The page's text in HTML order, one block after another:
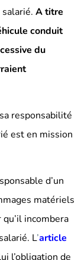
A titre
conduit
du
responsabilité
est en mission
d’un
matériels
incombera
L’article
l’obligation de